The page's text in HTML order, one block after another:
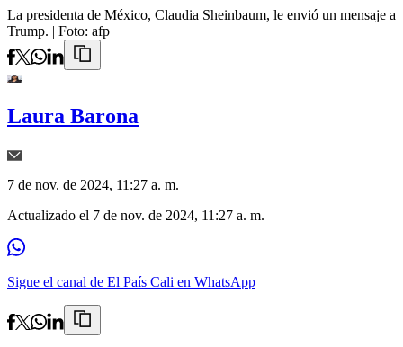
La presidenta de México, Claudia Sheinbaum, le envió un mensaje a
Trump. | Foto: afp
Laura Barona
7 de nov. de 2024, 11:27 a. m.
Actualizado el 7 de nov. de 2024, 11:27 a. m.
Sigue el canal de El País Cali en WhatsApp